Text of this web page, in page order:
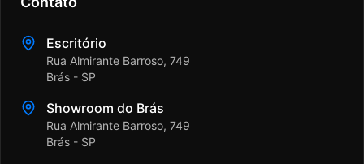
Escritório
Rua Almirante Barroso, 749
Brás - SP
Showroom do Brás
Rua Almirante Barroso, 749
Brás - SP